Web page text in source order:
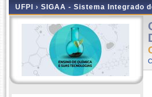
UFPI › SIGAA - Sistema Integrado